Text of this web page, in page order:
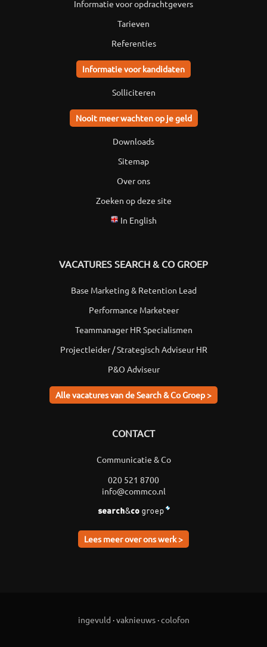
Informatie voor opdrachtgevers
Tarieven
Referenties
Informatie voor kandidaten
Solliciteren
Nooit meer wachten op je geld
Downloads
Sitemap
Over ons
Zoeken op deze site
In English
VACATURES SEARCH & CO GROEP
Base Marketing & Retention Lead
Performance Marketeer
Teammanager HR Specialismen
Projectleider / Strategisch Adviseur HR
P&O Adviseur
Alle vacatures van de Search & Co Groep >
CONTACT
Communicatie & Co
020 521 8700
info@commco.nl
Lees meer over ons werk >
ingevuld ·vaknieuws·colofon